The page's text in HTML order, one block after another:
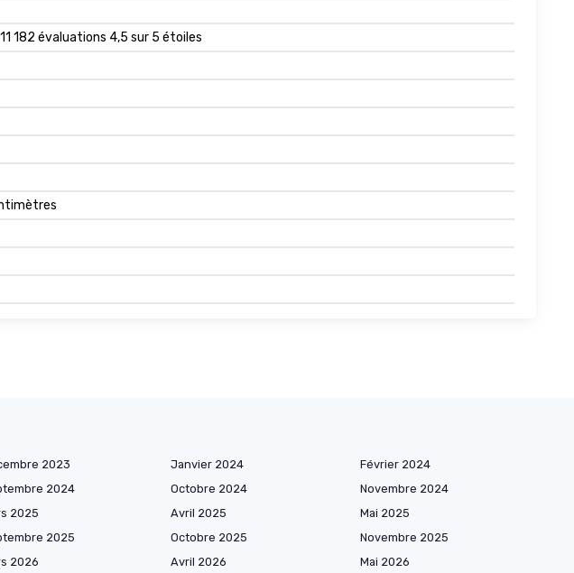
182 évaluations 4,5 sur 5 étoiles
2023 Janvier 2024
Février 2024
2024 Octobre 2024
Novembre 2024
2025 Avril 2025
Mai 2025
2025 Octobre 2025
Novembre 2025
2026 Avril 2026
Mai 2026